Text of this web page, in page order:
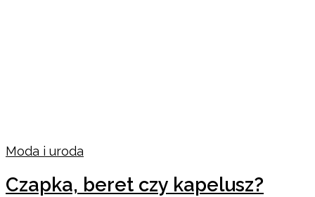
Moda i uroda
Czapka, beret czy kapelusz?